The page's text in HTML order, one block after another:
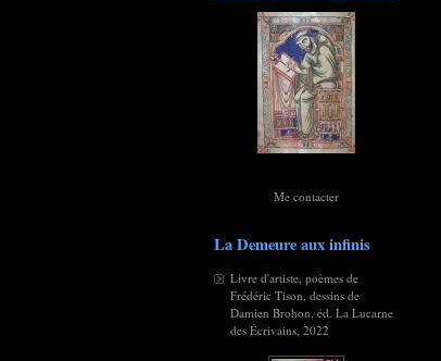
Me contacter
La Demeure aux infinis
Livre d'artiste, poèmes de
Frédéric Tison, dessins de
Damien Brohon, éd. La Lucarne
des Écrivains, 2022